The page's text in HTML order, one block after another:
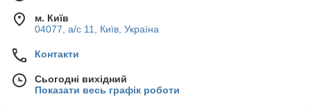
м. Київ
04077, а/с 11, Київ, Україна
Контакти
Сьогодні вихідний
Показати весь графік роботи